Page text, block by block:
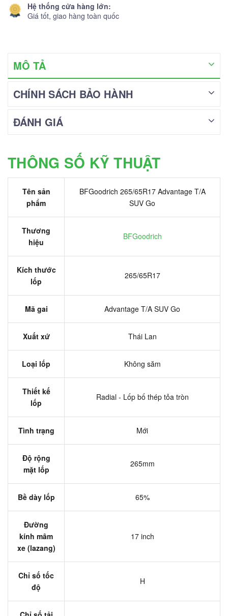
Hệ thống cửa hàng lớn:
Giá tốt, giao hàng toàn quốc
MÔ TẢ
CHÍNH SÁCH BẢO HÀNH
ĐÁNH GIÁ
THÔNG SỐ KỸ THUẬT
Tên sản
phẩm
BFGoodrich 265/65R17 Advantage T/A
SUV Go
Thương
hiệu
BFGoodrich
Kích thước
lốp
265/65R17
Mã gai Advantage T/A SUV Go
Xuất xứ Thái Lan
Loại lốp Không săm
Thiết kế
lốp
Radial - Lốp bố thép tỏa tròn
Tình trạng Mới
Độ rộng
mặt lốp
265mm
Bề dày lốp 65%
Đường
kính mâm
xe (lazang)
17 inch
Chỉ số tốc
độ
H